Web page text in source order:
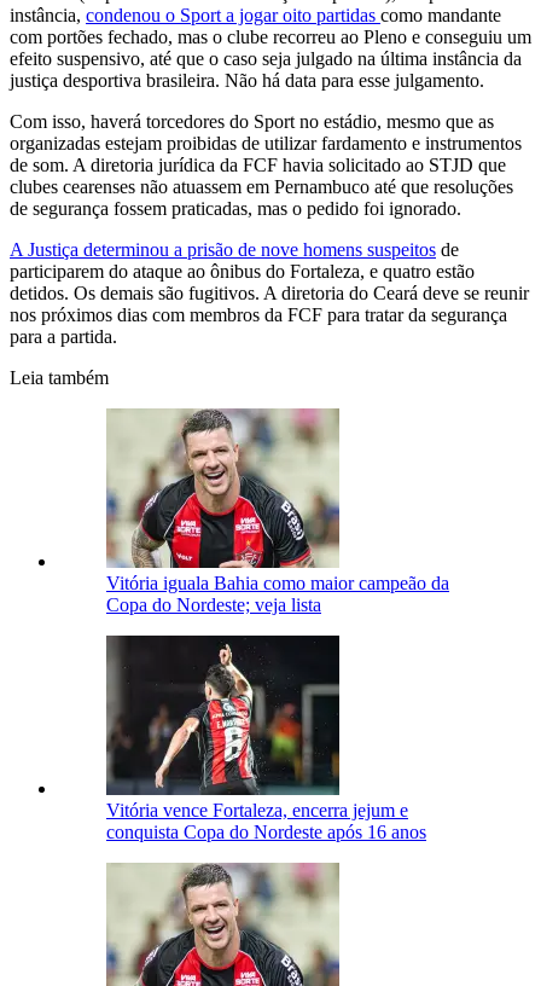
instância, condenou o Sport a jogar oito partidas como mandante
com portões fechado, mas o clube recorreu ao Pleno e conseguiu um
efeito suspensivo, até que o caso seja julgado na última instância da
justiça desportiva brasileira. Não há data para esse julgamento.
Com isso, haverá torcedores do Sport no estádio, mesmo que as
organizadas estejam proibidas de utilizar fardamento e instrumentos
de som. A diretoria jurídica da FCF havia solicitado ao STJD que
clubes cearenses não atuassem em Pernambuco até que resoluções
de segurança fossem praticadas, mas o pedido foi ignorado.
A Justiça determinou a prisão de nove homens suspeitos de
participarem do ataque ao ônibus do Fortaleza, e quatro estão
detidos. Os demais são fugitivos. A diretoria do Ceará deve se reunir
nos próximos dias com membros da FCF para tratar da segurança
para a partida.
Leia também
Vitória iguala Bahia como maior campeão da
Copa do Nordeste; veja lista
Vitória vence Fortaleza, encerra jejum e
conquista Copa do Nordeste após 16 anos